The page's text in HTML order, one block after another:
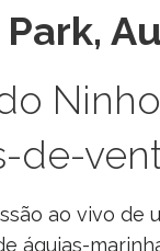
de-
ao vivo de
águias-